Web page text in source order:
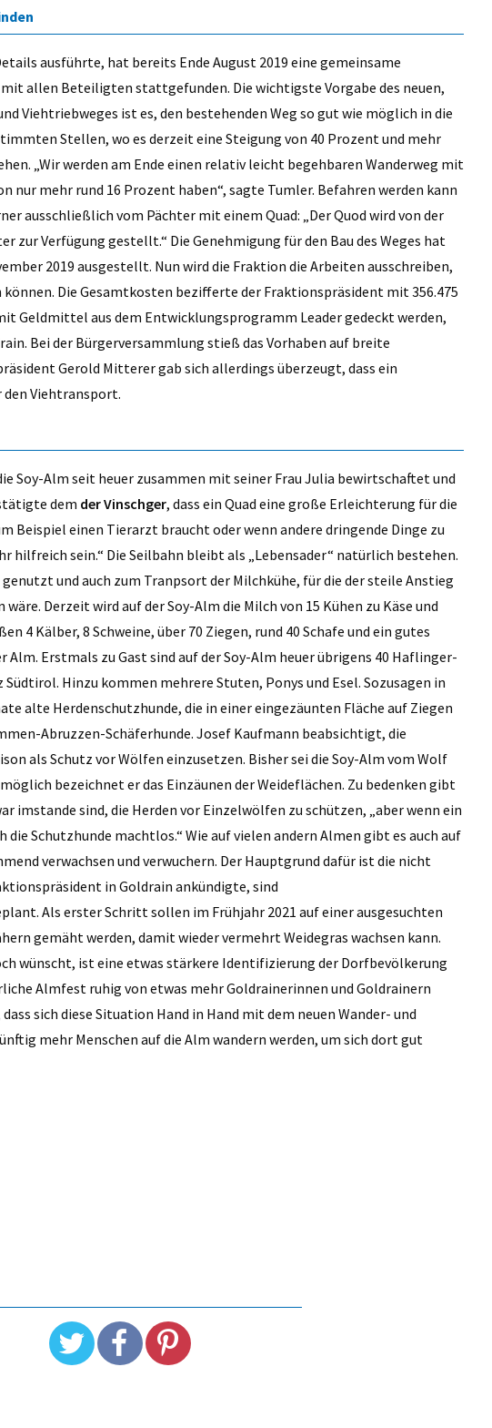
ausführte, hat bereits Ende August 2019 eine gemeinsame
allen Beteiligten stattgefunden. Die wichtigste Vorgabe des neuen,
Viehtriebweges ist es, den bestehenden Weg so gut wie möglich in die
Stellen, wo es derzeit eine Steigung von 40 Prozent und mehr
„Wir werden am Ende einen relativ leicht begehbaren Wanderweg mit
nur mehr rund 16 Prozent haben“, sagte Tumler. Befahren werden kann
ausschließlich vom Pächter mit einem Quad: „Der Quod wird von der
zur Verfügung gestellt.“ Die Genehmigung für den Bau des Weges hat
2019 ausgestellt. Nun wird die Fraktion die Arbeiten ausschreiben,
Die Gesamtkosten bezifferte der Fraktionspräsident mit 356.475
Geldmittel aus dem Entwicklungsprogramm Leader gedeckt werden,
Bei der Bürgerversammlung stieß das Vorhaben auf breite
Gerold Mitterer gab sich allerdings überzeugt, dass ein
Viehtransport.
Soy-Alm seit heuer zusammen mit seiner Frau Julia bewirtschaftet und
dem der Vinschger, dass ein Quad eine große Erleichterung für die
Beispiel einen Tierarzt braucht oder wenn andere dringende Dinge zu
hilfreich sein.“ Die Seilbahn bleibt als „Lebensader“ natürlich bestehen.
und auch zum Tranpsort der Milchkühe, für die der steile Anstieg
Derzeit wird auf der Soy-Alm die Milch von 15 Kühen zu Käse und
4 Kälber, 8 Schweine, über 70 Ziegen, rund 40 Schafe und ein gutes
Alm. Erstmals zu Gast sind auf der Soy-Alm heuer übrigens 40 Haflinger-
Hinzu kommen mehrere Stuten, Ponys und Esel. Sozusagen in
alte Herdenschutzhunde, die in einer eingezäunten Fläche auf Ziegen
Abruzzen-Schäferhunde. Josef Kaufmann beabsichtigt, die
als Schutz vor Wölfen einzusetzen. Bisher sei die Soy-Alm vom Wolf
bezeichnet er das Einzäunen der Weideflächen. Zu bedenken gibt
imstande sind, die Herden vor Einzelwölfen zu schützen, „aber wenn ein
Schutzhunde machtlos.“ Wie auf vielen andern Almen gibt es auch auf
verwachsen und verwuchern. Der Hauptgrund dafür ist die nicht
in Goldrain ankündigte, sind
Als erster Schritt sollen im Frühjahr 2021 auf einer ausgesuchten
gemäht werden, damit wieder vermehrt Weidegras wachsen kann.
wünscht, ist eine etwas stärkere Identifizierung der Dorfbevölkerung
Almfest ruhig von etwas mehr Goldrainerinnen und Goldrainern
sich diese Situation Hand in Hand mit dem neuen Wander- und
mehr Menschen auf die Alm wandern werden, um sich dort gut